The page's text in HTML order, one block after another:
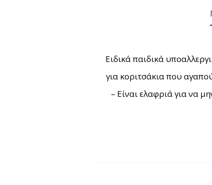
Ειδικά παιδικά
για κοριτσάκια που
– Είναι ελαφριά για να